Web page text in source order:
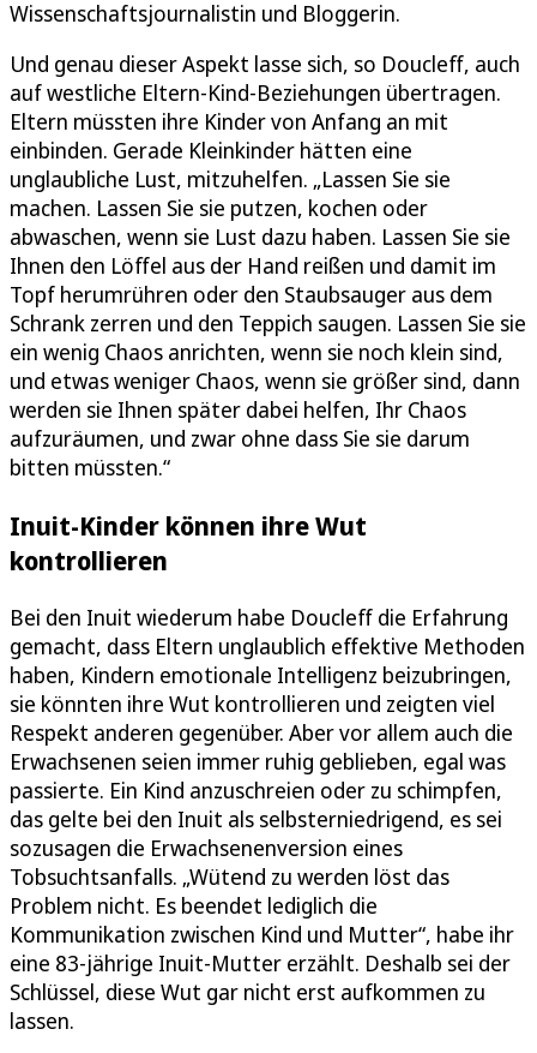
Wissenschaftsjournalistin und Bloggerin.
Und genau dieser Aspekt lasse sich, so Doucleff, auch
auf westliche Eltern-Kind-Beziehungen übertragen.
Eltern müssten ihre Kinder von Anfang an mit
einbinden. Gerade Kleinkinder hätten eine
unglaubliche Lust, mitzuhelfen. „Lassen Sie sie
machen. Lassen Sie sie putzen, kochen oder
abwaschen, wenn sie Lust dazu haben. Lassen Sie sie
Ihnen den Löffel aus der Hand reißen und damit im
Topf herumrühren oder den Staubsauger aus dem
Schrank zerren und den Teppich saugen. Lassen Sie sie
ein wenig Chaos anrichten, wenn sie noch klein sind,
und etwas weniger Chaos, wenn sie größer sind, dann
werden sie Ihnen später dabei helfen, Ihr Chaos
aufzuräumen, und zwar ohne dass Sie sie darum
bitten müssten.“
Inuit-Kinder können ihre Wut
kontrollieren
Bei den Inuit wiederum habe Doucleff die Erfahrung
gemacht, dass Eltern unglaublich effektive Methoden
haben, Kindern emotionale Intelligenz beizubringen,
sie könnten ihre Wut kontrollieren und zeigten viel
Respekt anderen gegenüber. Aber vor allem auch die
Erwachsenen seien immer ruhig geblieben, egal was
passierte. Ein Kind anzuschreien oder zu schimpfen,
das gelte bei den Inuit als selbsterniedrigend, es sei
sozusagen die Erwachsenenversion eines
Tobsuchtsanfalls. „Wütend zu werden löst das
Problem nicht. Es beendet lediglich die
Kommunikation zwischen Kind und Mutter“, habe ihr
eine 83-jährige Inuit-Mutter erzählt. Deshalb sei der
Schlüssel, diese Wut gar nicht erst aufkommen zu
lassen.